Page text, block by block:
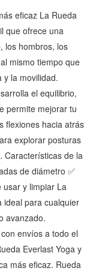
eficaz La Rueda
que ofrece una
los hombros, los
mismo tiempo que
y la movilidad.
el equilibrio,
permite mejorar tu
flexiones hacia atrás
explorar posturas
Características de la
de diámetro ✅
usar y limpiar La
ideal para cualquier
avanzado.
envíos a todo el
Everlast Yoga y
más eficaz. Rueda